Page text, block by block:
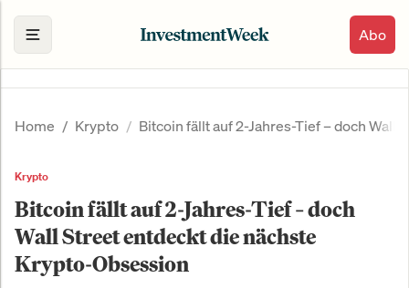
Abo
Home Krypto Bitcoin fällt auf 2-Jahres-Tief – doch
Krypto
Bitcoin fällt auf 2-Jahres-Tief – doch
Wall Street entdeckt die nächste
Krypto-Obsession